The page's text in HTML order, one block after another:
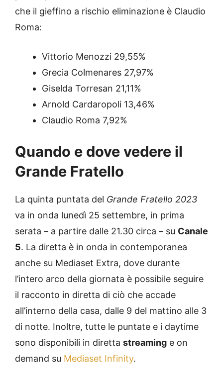
che il gieffino a rischio eliminazione è Claudio
Roma:
Vittorio Menozzi 29,55%
Grecia Colmenares 27,97%
Giselda Torresan 21,11%
Arnold Cardaropoli 13,46%
Claudio Roma 7,92%
Quando e dove vedere il
Grande Fratello
La quinta puntata del Grande Fratello 2023
va in onda lunedì 25 settembre, in prima
serata – a partire dalle 21.30 circa – su Canale
5. La diretta è in onda in contemporanea
anche su Mediaset Extra, dove durante
l’intero arco della giornata è possibile seguire
il racconto in diretta di ciò che accade
all’interno della casa, dalle 9 del mattino alle 3
di notte. Inoltre, tutte le puntate e i daytime
sono disponibili in diretta streaming e on
demand su Mediaset Infinity.